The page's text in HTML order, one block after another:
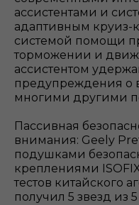
ассистентами и
адаптивным круиз-
системой помощи
торможении и
ассистентом
предупреждения о
многими другими
Пассивная
внимания: Geely
подушками
креплениями
тестов китайского
получил 5 звезд из